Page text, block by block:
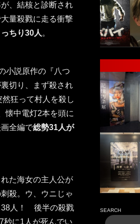
、結核と診断され
量殺戮に走る衝撃
っちり30人 。
小説原作の『八つ
切り、まず殺され
狂って村人を殺し
懐中電灯2本を頭に
全編で総勢31人が
た海女の主人公が
殺。ウ、ウニじゃ
38人！ 後半の殺戮
秒に1人が死んでい
SEARCH